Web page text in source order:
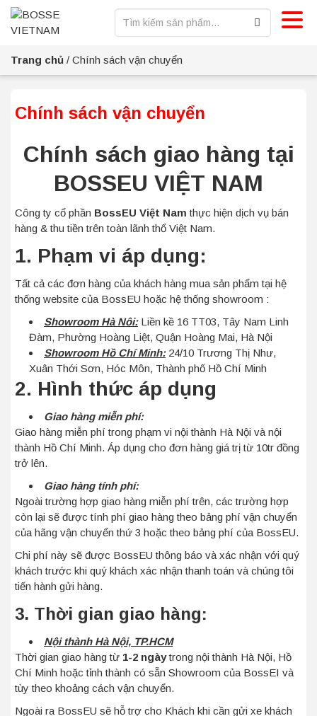
Trang chủ / Chính sách vận chuyển
Chính sách vận chuyển
Chính sách giao hàng tại
BOSSEU VIỆT NAM
Công ty cổ phần BossEU Việt Nam thực hiện dịch vụ bán
hàng & thu tiền trên toàn lãnh thổ Việt Nam.
1. Phạm vi áp dụng:
Tất cả các đơn hàng của khách hàng mua sản phẩm tại hệ
thống website của BossEU hoặc hệ thống showroom :
Showroom Hà Nôi:Liền kề 16 TT03, Tây Nam Linh
Đàm, Phường Hoàng Liệt, Quận Hoàng Mai, Hà Nội
Showroom Hồ Chí Minh:24/10 Trương Thị Như,
Xuân Thới Sơn, Hóc Môn, Thành phố Hồ Chí Minh
2. Hình thức áp dụng
Giao hàng miễn phí:
Giao hàng miễn phí trong phạm vi nội thành Hà Nội và nội
thành Hồ Chí Minh. Áp dụng cho đơn hàng giá trị từ 10tr đồng
trở lên.
Giao hàng tính phí:
Ngoài trường hợp giao hàng miễn phí trên, các trường hợp
còn lại sẽ được tính phí giao hàng theo bảng phí vận chuyển
của hãng vận chuyển thứ 3 hoặc theo bảng phí của BossEU.
Chi phí này sẽ được BossEU thông báo và xác nhận với quý
khách trước khi quý khách xác nhận thanh toán và chúng tôi
tiến hành gửi hàng.
3. Thời gian giao hàng:
Nội thành Hà Nội, TP.HCM
Thời gian giao hàng từ 1-2 ngàytrong nội thành Hà Nội, Hồ
Chí Minh hoặc tỉnh thành có sẵn Showroom của BossEI và
tùy theo khoảng cách vận chuyển.
Ngoài ra BossEU sẽ hỗ trợ cho Khách khi cần gửi xe khách